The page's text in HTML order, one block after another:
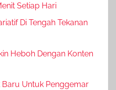
Setiap Hari
Di Tengah Tekanan
Heboh Dengan Konten
Untuk Penggemar